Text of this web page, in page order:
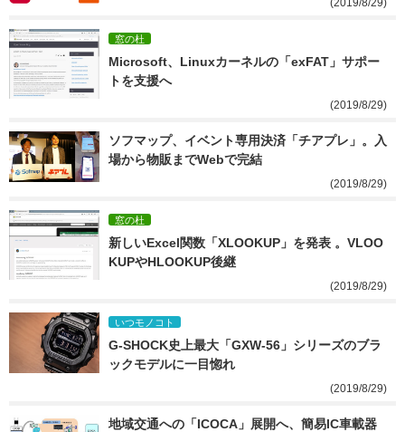
(2019/8/29)
窓の杜
Microsoft、Linuxカーネルの「exFAT」サポー
トを支援へ
(2019/8/29)
ソフマップ、イベント専用決済「チアプレ」。入
場から物販までWebで完結
(2019/8/29)
窓の杜
新しいExcel関数「XLOOKUP」を発表 。VLOO
KUPやHLOOKUP後継
(2019/8/29)
いつモノコト
G-SHOCK史上最大「GXW-56」シリーズのブラ
ックモデルに一目惚れ
(2019/8/29)
地域交通への「ICOCA」展開へ、簡易IC車載器